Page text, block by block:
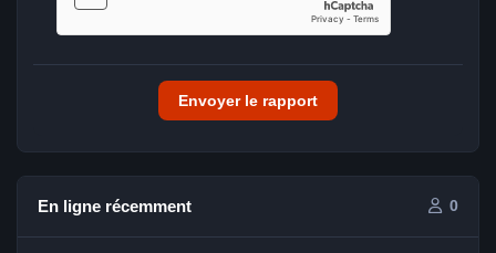
Envoyer le rapport
En ligne récemment 0